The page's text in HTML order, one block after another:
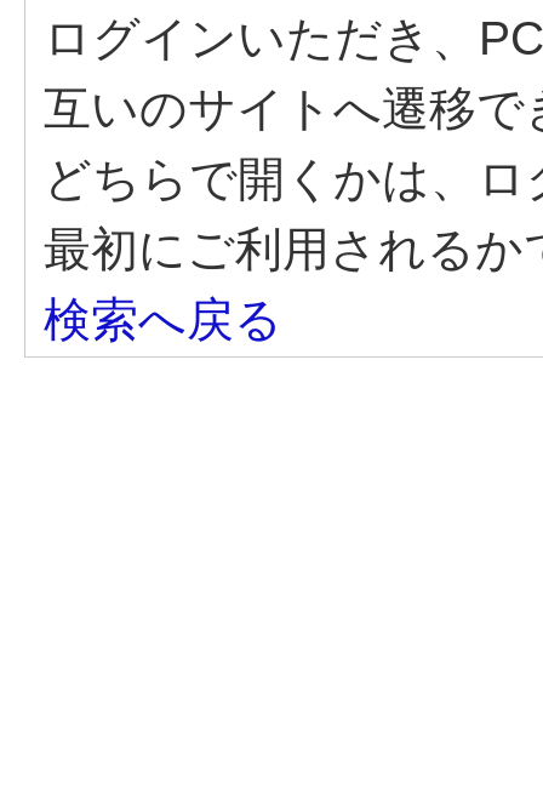
ログインいただき、
互いのサイトへ遷移で
どちらで開くかは、
最初にご利用される
検索へ戻る